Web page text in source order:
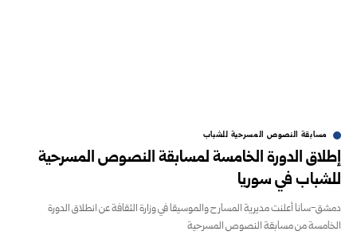
مسابقة النصوص المسرحية للشباب
إطلاق الدورة الخامسة لمسابقة النصوص المسرحية
للشباب في سوريا
دمشق-سانا أعلنت مديرية المسارح والموسيقا في وزارة الثقافة عن انطلاق الدورة
الخامسة من مسابقة النصوص المسرحية